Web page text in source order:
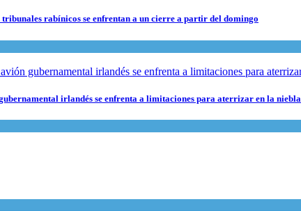
rabínicos se enfrentan a un cierre a partir del domingo
irlandés se enfrenta a limitaciones para aterrizar en la niebla